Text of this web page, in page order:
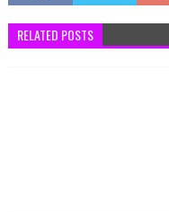
RELATED POSTS